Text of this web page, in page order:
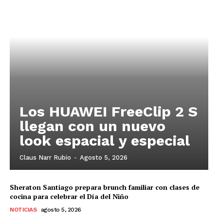
Los HUAWEI FreeClip 2 S
llegan con un nuevo
look espacial y especial
Claus Narr Rubio - Agosto 5, 2026
Sheraton Santiago prepara brunch familiar con clases de
cocina para celebrar el Día del Niño
NOTICIAS agosto 5, 2026